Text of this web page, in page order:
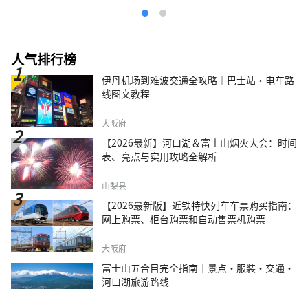
人气排行榜
伊丹机场到难波交通全攻略｜巴士站・电车路
线图文教程
大阪府
【2026最新】河口湖＆富士山烟火大会：时间
表、亮点与实用攻略全解析
山梨县
【2026最新版】近铁特快列车车票购买指南：
网上购票、柜台购票和自动售票机购票
大阪府
富士山五合目完全指南｜景点·服装·交通·
河口湖旅游路线